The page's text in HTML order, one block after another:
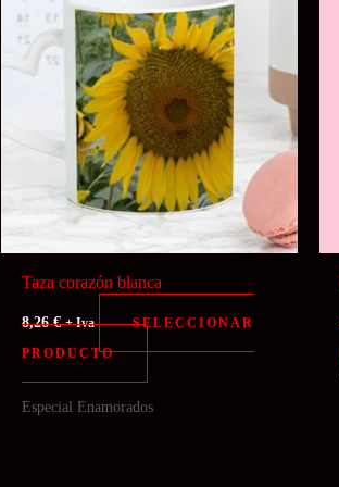
Taza corazón blanca
8,26€ + Iva
SELECCIONAR
PRODUCTO
Especial Enamorados